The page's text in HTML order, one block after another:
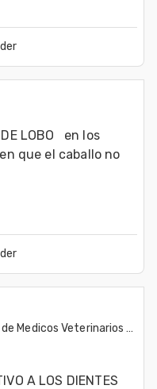
LOBO   en los
que el caballo no
Asociacion Mexicana de Medicos Veterinarios Dentistas de Equinos, A.C. (AMMVDE)
A LOS DIENTES